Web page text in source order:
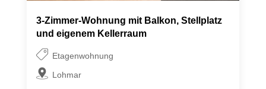
3-Zimmer-Wohnung mit Balkon, Stellplatz
und eigenem Kellerraum
Etagenwohnung
Lohmar